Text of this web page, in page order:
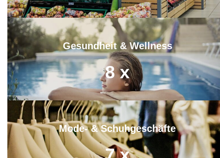
Gesundheit & Wellness
8 x
Mode- & Schuhgeschäfte